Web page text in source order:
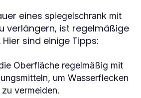
eines spiegelschrank mit
verlängern, ist regelmäßige
sind einige Tipps:
Oberfläche regelmäßig mit
um Wasserflecken
vermeiden.